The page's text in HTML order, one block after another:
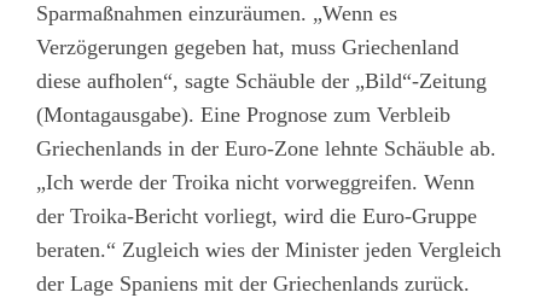
Sparmaßnahmen einzuräumen. „Wenn es
Verzögerungen gegeben hat, muss Griechenland
diese aufholen“, sagte Schäuble der „Bild“-Zeitung
(Montagausgabe). Eine Prognose zum Verbleib
Griechenlands in der Euro-Zone lehnte Schäuble ab.
„Ich werde der Troika nicht vorweggreifen. Wenn
der Troika-Bericht vorliegt, wird die Euro-Gruppe
beraten.“ Zugleich wies der Minister jeden Vergleich
der Lage Spaniens mit der Griechenlands zurück.